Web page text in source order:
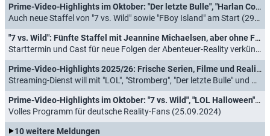
Prime-Video-Highlights im Oktober: "Der letzte Bulle", "Harlan Coben's Lazarus" und britische "Ghosts"
Auch neue Staffel von "7 vs. Wild" sowie "FBoy Island" am Start (29.09.2025)
"7 vs. Wild": Fünfte Staffel mit Jeannine Michaelsen, aber ohne Fritz Meinecke
Starttermin und Cast für neue Folgen der Abenteuer-Reality verkündet (23.06.2025)
Prime-Video-Highlights 2025/26: Frische Serien, Filme und Reality-Formate aus Deutschland angekündigt
Streaming-Dienst will mit "LOL", "Stromberg", "Der letzte Bulle" und mehr angreifen (04.06.2025)
Prime-Video-Highlights im Oktober: "7 vs. Wild", "LOL Halloween", "Licht aus", "Citadel: Diana"
Volles Programm für deutsche Reality-Fans (25.09.2024)
10 weitere Meldungen